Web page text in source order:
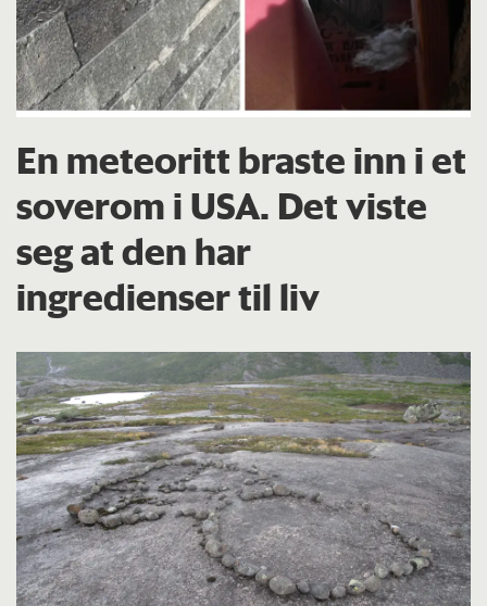
En meteoritt braste inn i et
soverom i USA. Det viste
seg at den har
ingredienser til liv